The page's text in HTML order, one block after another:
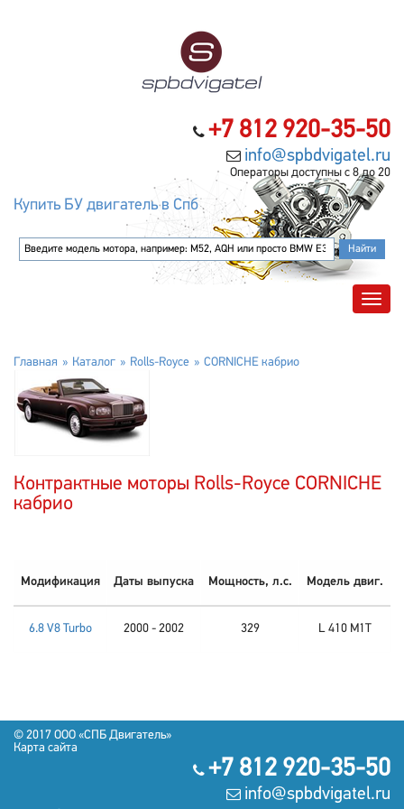
+7 812 920-35-50
info@spbdvigatel.ru
Операторы доступны с 8 до 20
Купить БУ двигатель в Спб
Главная Каталог Rolls-Royce CORNICHE кабрио
Контрактные моторы Rolls-Royce CORNICHE
кабрио
Модификация Даты выпуска Мощность, л.с. Модель двиг.
6.8 V8 Turbo 2000 - 2002 329 L 410 M1T
© 2017 OOO «СПБ Двигатель»
Карта сайта
+7 812 920-35-50
info@spbdvigatel.ru